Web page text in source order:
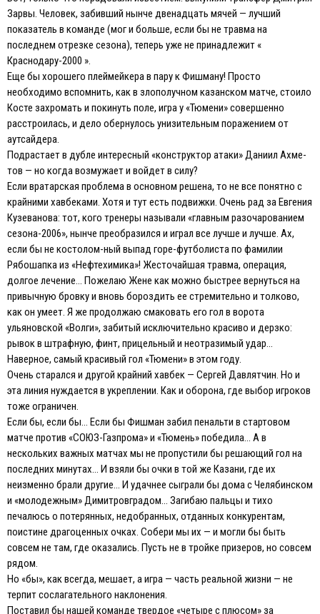
Зарвы. Человек, забивший нынче двенадцать мячей — лучший
показатель в команде (мог и больше, если бы не травма на
последнем отрезке сезона), теперь уже не принадлежит «
Краснодару-2000 ».
Еще бы хорошего плеймейкера в пару к Фишману! Просто
необходимо вспомнить, как в злополучном казанском матче, стоило
Косте захромать и покинуть поле, игра у «Тюмени» совершенно
расстроилась, и дело обернулось унизительным поражением от
аутсайдера.
Подрастает в дубле интересный «конструктор атаки» Даниил Ахме-
тов — но когда возмужает и войдет в силу?
Если вратарская проблема в основном решена, то не все понятно с
крайними хавбеками. Хотя и тут есть подвижки. Очень рад за Евгения
Кузеванова: тот, кого тренеры называли «главным разочарованием
сезона-2006», нынче преобразился и играл все лучше и лучше. Ах,
если бы не костолом-ный выпад горе-футболиста по фамилии
Рябошапка из «Нефтехимика»! Жесточайшая травма, операция,
долгое лечение… Пожелаю Жене как можно быстрее вернуться на
привычную бровку и вновь бороздить ее стремительно и толково,
как он умеет. Я же продолжаю смаковать его гол в ворота
ульяновской «Волги», забитый исключительно красиво и дерзко:
рывок в штрафную, финт, прицельный и неотразимый удар…
Наверное, самый красивый гол «Тюмени» в этом году.
Очень старался и другой крайний хавбек — Сергей Давлятчин. Но и
эта линия нуждается в укреплении. Как и оборона, где выбор игроков
тоже ограничен.
Если бы, если бы… Если бы Фишман забил пенальти в стартовом
матче против «СОЮЗ-Газпрома» и «Тюмень» победила… А в
нескольких важных матчах мы не пропустили бы решающий гол на
последних минутах… И взяли бы очки в той же Казани, где их
неизменно брали другие… И удачнее сыграли бы дома с Челябинском
и «молодежным» Димитровградом… Загибаю пальцы и тихо
печалюсь о потерянных, недобранных, отданных конкурентам,
поистине драгоценных очках. Собери мы их — и могли бы быть
совсем не там, где оказались. Пусть не в тройке призеров, но совсем
рядом.
Но «бы», как всегда, мешает, а игра — часть реальной жизни — не
терпит сослагательного наклонения.
Поставил бы нашей команде твердое «четыре с плюсом» за